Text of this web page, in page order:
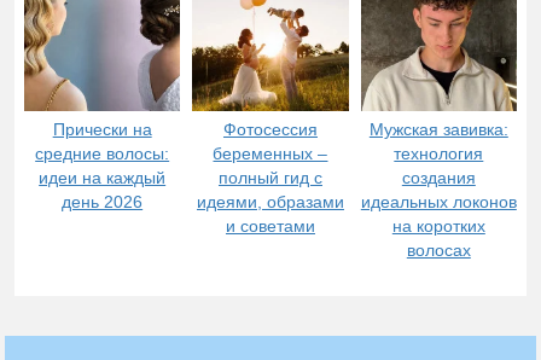
Прически на
средние волосы:
идеи на каждый
день 2026
Фотосессия
беременных –
полный гид с
идеями, образами
и советами
Мужская завивка:
технология
создания
идеальных локонов
на коротких
волосах